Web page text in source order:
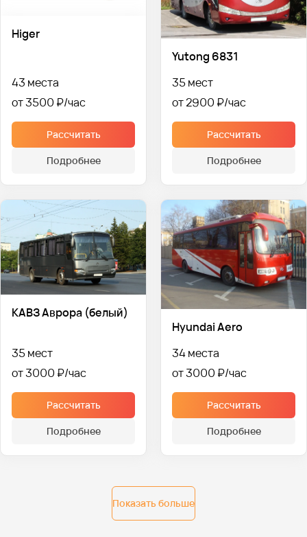
Higer
43 места
от 3500 ₽
Рассчитать
Подробнее
Yutong 6831
35 мест
от 2900 ₽
Рассчитать
Подробнее
КАВЗ Аврора (белый)
35 мест
от 3000 ₽
Рассчитать
Подробнее
Hyundai Aero
34 места
от 3000 ₽
Рассчитать
Подробнее
Показать больше